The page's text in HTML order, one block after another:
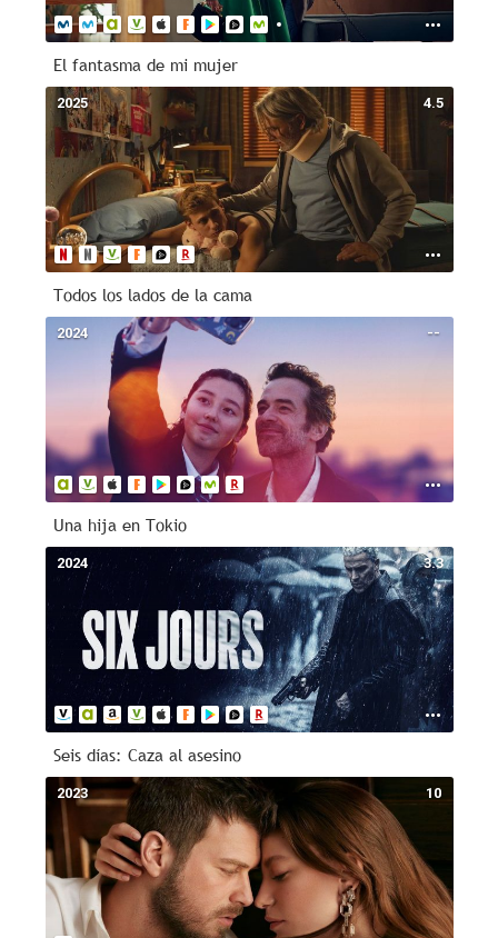
El fantasma de mi mujer
4.5
2025
Todos los lados de la cama
--
2024
Una hija en Tokio
3.3
2024
Seis días: Caza al asesino
10
2023